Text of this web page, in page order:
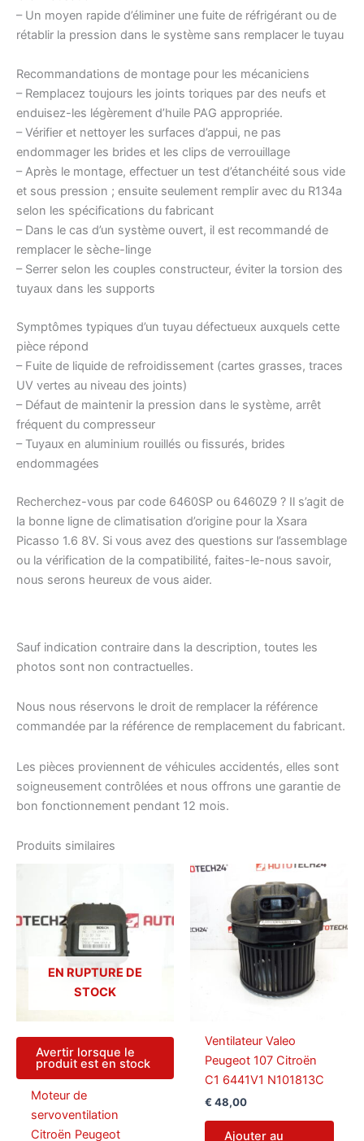
– Un moyen rapide d’éliminer une fuite de réfrigérant ou de
rétablir la pression dans le système sans remplacer le tuyau
Recommandations de montage pour les mécaniciens
– Remplacez toujours les joints toriques par des neufs et
enduisez-les légèrement d’huile PAG appropriée.
– Vérifier et nettoyer les surfaces d’appui, ne pas
endommager les brides et les clips de verrouillage
– Après le montage, effectuer un test d’étanchéité sous vide
et sous pression ; ensuite seulement remplir avec du R134a
selon les spécifications du fabricant
– Dans le cas d’un système ouvert, il est recommandé de
remplacer le sèche-linge
– Serrer selon les couples constructeur, éviter la torsion des
tuyaux dans les supports
Symptômes typiques d’un tuyau défectueux auxquels cette
pièce répond
– Fuite de liquide de refroidissement (cartes grasses, traces
UV vertes au niveau des joints)
– Défaut de maintenir la pression dans le système, arrêt
fréquent du compresseur
– Tuyaux en aluminium rouillés ou fissurés, brides
endommagées
Recherchez-vous par code 6460SP ou 6460Z9 ? Il s’agit de
la bonne ligne de climatisation d’origine pour la Xsara
Picasso 1.6 8V. Si vous avez des questions sur l’assemblage
ou la vérification de la compatibilité, faites-le-nous savoir,
nous serons heureux de vous aider.
Sauf indication contraire dans la description, toutes les
photos sont non contractuelles.
Nous nous réservons le droit de remplacer la référence
commandée par la référence de remplacement du fabricant.
Les pièces proviennent de véhicules accidentés, elles sont
soigneusement contrôlées et nous offrons une garantie de
bon fonctionnement pendant 12 mois.
Produits similaires
EN RUPTURE DE
STOCK
Avertir lorsque le
produit est en stock
Moteur de
servoventilation
Citroën Peugeot
Ventilateur Valeo
Peugeot 107 Citroën
C1 6441V1 N101813C
€ 48,00
Ajouter au